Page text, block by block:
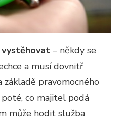
vystěhovat – někdy se
a musí dovnitř
pravomocného
co majitel podá
může hodit služba